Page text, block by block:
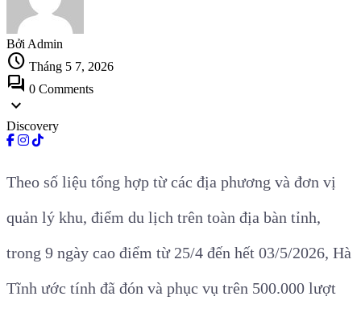
Bởi Admin
schedule Tháng 5 7, 2026
forum 0 Comments
expand_more
Discovery
Theo số liệu tổng hợp từ các địa phương và đơn vị
quản lý khu, điểm du lịch trên toàn địa bàn tỉnh,
trong 9 ngày cao điểm từ 25/4 đến hết 03/5/2026, Hà
Tĩnh ước tính đã đón và phục vụ trên 500.000 lượt